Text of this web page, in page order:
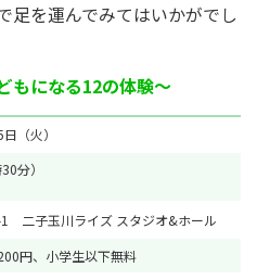
足を運んでみてはいかがでし
もになる12の体験〜
（火）
分）
二子玉川ライズ スタジオ&ホール
円、小学生以下無料